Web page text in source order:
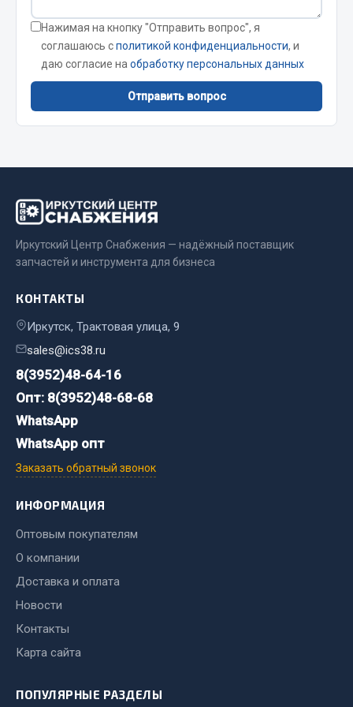
Запчасти на полуприцепы
Амортизаторы для полуприцепов
Система питания
Система выпуска газа
Система охлаждения
Сцепление
Весь раздел
Запчасти МАЗ
Система питания
Подвеска
Тормозная система
Электрооборудование
Весь раздел
Запчасти Урал
Нажимая на кнопку "Отправить вопрос", я
соглашаюсь сполитикой конфиденциальности, и
даю согласие на обработку персональных данных
Отправить вопрос
Иркутский Центр Снабжения — надёжный поставщик
запчастей и инструмента для бизнеса
КОНТАКТЫ
Иркутск, Трактовая улица, 9
sales@ics38.ru
8(3952)48-64-16
Опт: 8(3952)48-68-68
WhatsApp
WhatsApp опт
Заказать обратный звонок
ИНФОРМАЦИЯ
Оптовым покупателям
О компании
Доставка и оплата
Новости
Контакты
Карта сайта
ПОПУЛЯРНЫЕ РАЗДЕЛЫ